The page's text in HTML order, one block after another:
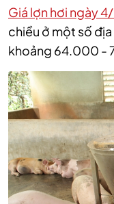
Giá lợn hơi ngày
chiều ở một số
khoảng 64.000 -